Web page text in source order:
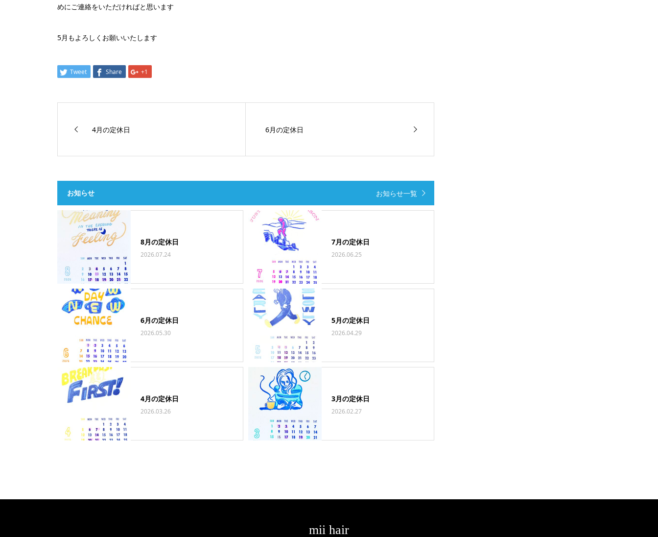
めにご連絡をいただければと思います
5月もよろしくお願いいたします
Tweet Share +1
4月の定休日 6月の定休日
お知らせ お知らせ一覧
8月の定休日
2026.07.24
7月の定休日
2026.06.25
6月の定休日
2026.05.30
5月の定休日
2026.04.29
4月の定休日
2026.03.26
3月の定休日
2026.02.27
mii hair